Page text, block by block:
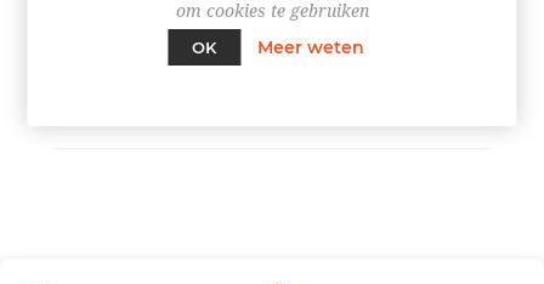
BESTEL NU!
om cookies te gebruiken
OK
Meer weten